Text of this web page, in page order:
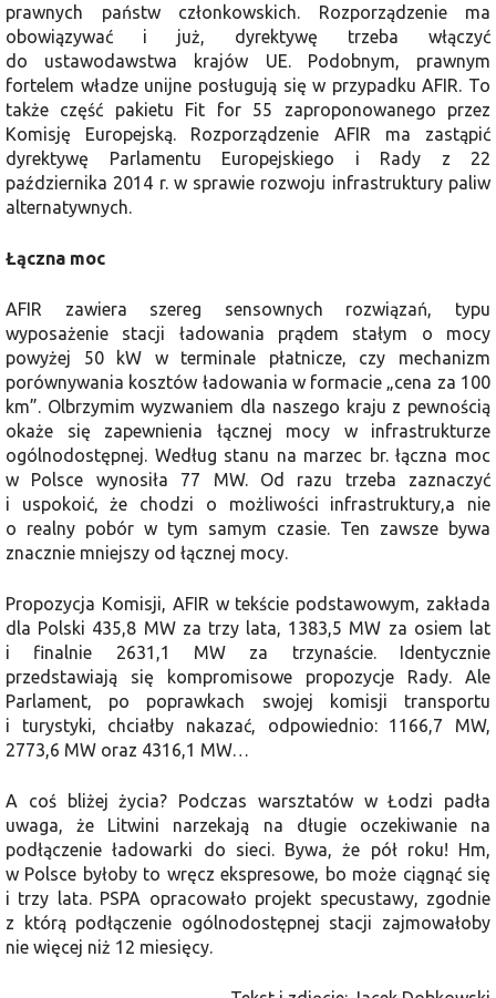
prawnych państw członkowskich. Rozporządzenie ma
obowiązywać i już, dyrektywę trzeba włączyć
do ustawodawstwa krajów UE. Podobnym, prawnym
fortelem władze unijne posługują się w przypadku AFIR. To
także część pakietu Fit for 55 zaproponowanego przez
Komisję Europejską. Rozporządzenie AFIR ma zastąpić
dyrektywę Parlamentu Europejskiego i Rady z 22
października 2014 r. w sprawie rozwoju infrastruktury paliw
alternatywnych.
Łączna moc
AFIR zawiera szereg sensownych rozwiązań, typu
wyposażenie stacji ładowania prądem stałym o mocy
powyżej 50 kW w terminale płatnicze, czy mechanizm
porównywania kosztów ładowania w formacie „cena za 100
km”. Olbrzymim wyzwaniem dla naszego kraju z pewnością
okaże się zapewnienia łącznej mocy w infrastrukturze
ogólnodostępnej. Według stanu na marzec br. łączna moc
w Polsce wynosiła 77 MW. Od razu trzeba zaznaczyć
i uspokoić, że chodzi o możliwości infrastruktury,a nie
o realny pobór w tym samym czasie. Ten zawsze bywa
znacznie mniejszy od łącznej mocy.
Propozycja Komisji, AFIR w tekście podstawowym, zakłada
dla Polski 435,8 MW za trzy lata, 1383,5 MW za osiem lat
i finalnie 2631,1 MW za trzynaście. Identycznie
przedstawiają się kompromisowe propozycje Rady. Ale
Parlament, po poprawkach swojej komisji transportu
i turystyki, chciałby nakazać, odpowiednio: 1166,7 MW,
2773,6 MW oraz 4316,1 MW…
A coś bliżej życia? Podczas warsztatów w Łodzi padła
uwaga, że Litwini narzekają na długie oczekiwanie na
podłączenie ładowarki do sieci. Bywa, że pół roku! Hm,
w Polsce byłoby to wręcz ekspresowe, bo może ciągnąć się
i trzy lata. PSPA opracowało projekt specustawy, zgodnie
z którą podłączenie ogólnodostępnej stacji zajmowałoby
nie więcej niż 12 miesięcy.